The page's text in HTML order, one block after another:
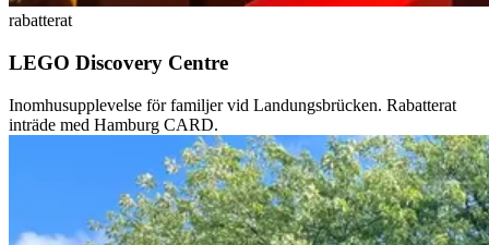
rabatterat
LEGO Discovery Centre
Inomhusupplevelse för familjer vid Landungsbrücken. Rabatterat
inträde med Hamburg CARD.